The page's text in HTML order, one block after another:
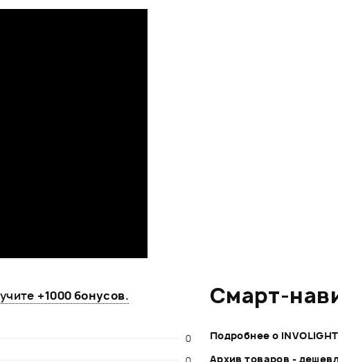
+1000 бонусов.
0
Смарт-
Подробнее о INVOLIGHT
Архив товаров -